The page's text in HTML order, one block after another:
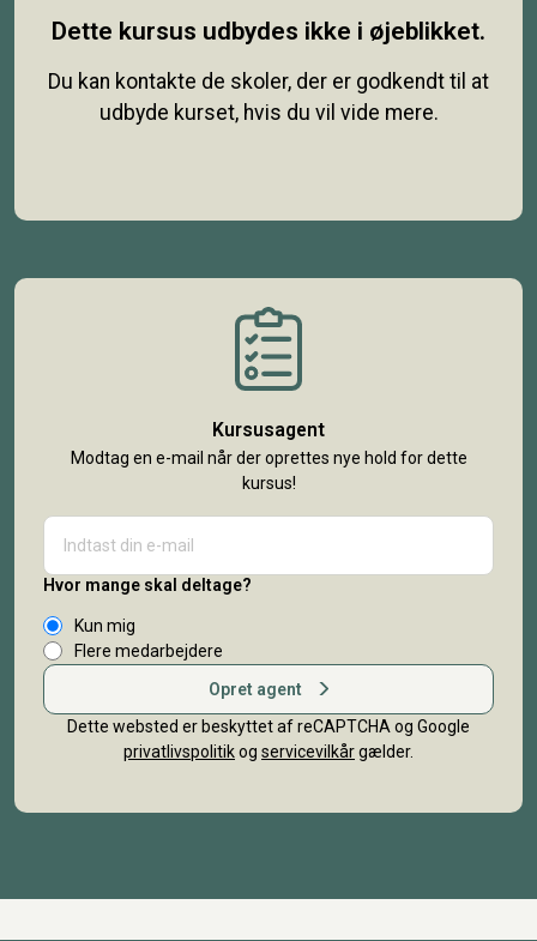
Dette kursus udbydes ikke i øjeblikket.
Du kan kontakte de skoler, der er godkendt til at
udbyde kurset, hvis du vil vide mere.
Kursusagent
Modtag en e-mail når der oprettes nye hold for dette
kursus!
Hvor mange skal deltage?
Kun mig
Flere medarbejdere
Opret agent
Dette websted er beskyttet af reCAPTCHA og Google
privatlivspolitikog servicevilkårgælder.